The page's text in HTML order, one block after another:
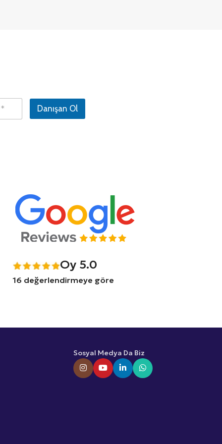
Danışan Ol
Oy 5.0
16 değerlendirmeye göre
Sosyal Medya Da Biz